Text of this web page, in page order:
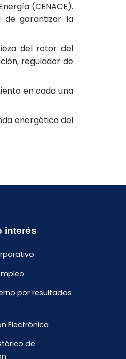
(CENACE).
de garantizar la
del rotor del
regulador de
en cada una
energética del
interés
por resultados
Electrónica
de